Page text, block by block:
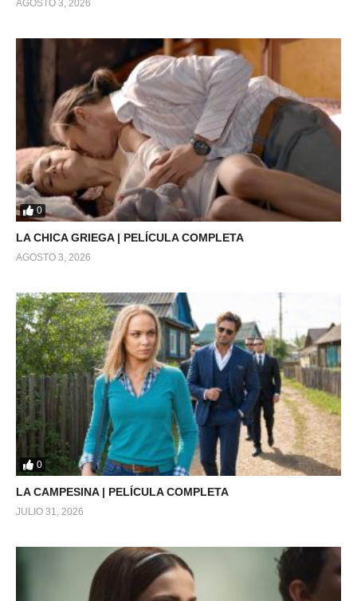
AGOSTO 3, 2026
0
LA CHICA GRIEGA | PELÍCULA COMPLETA
AGOSTO 3, 2026
0
LA CAMPESINA | PELÍCULA COMPLETA
JULIO 31, 2026